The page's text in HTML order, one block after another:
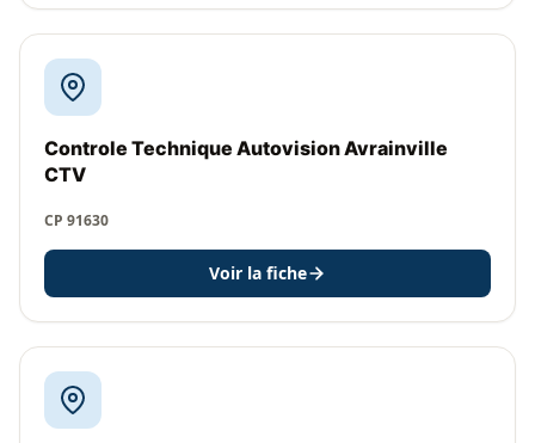
Controle Technique Autovision Avrainville
CTV
CP 91630
Voir la fiche